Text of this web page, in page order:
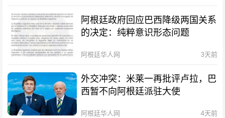
阿根廷政府回应巴西降级两国关系
的决定：纯粹意识形态问题
阿根廷华人网 3天前
外交冲突：米莱一再批评卢拉，巴
西暂不向阿根廷派驻大使
阿根廷华人网 4天前